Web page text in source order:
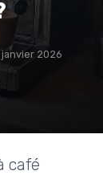
janvier 2026
café